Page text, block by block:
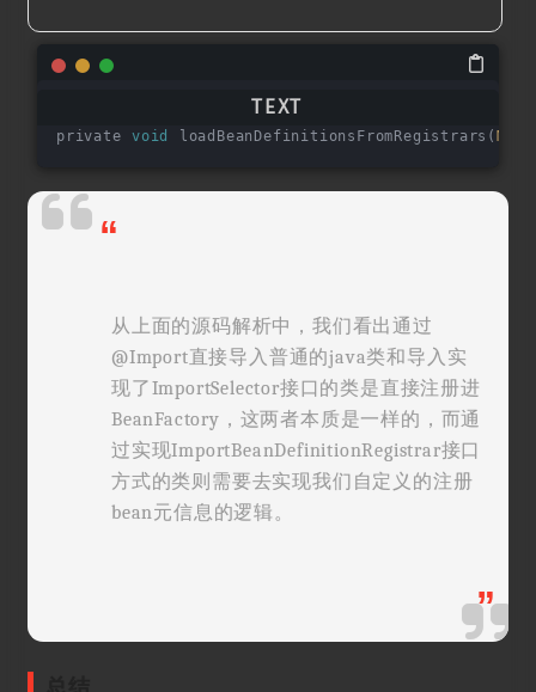
private void loadBeanDefinitionsFromRegistrars ( Map
“
从上面的源码解析中，我们看出通过
@Import直接导入普通的java类和导入实
现了ImportSelector接口的类是直接注册进
BeanFactory，这两者本质是一样的，而通
过实现ImportBeanDefinitionRegistrar接口
方式的类则需要去实现我们自定义的注册
bean元信息的逻辑。
”